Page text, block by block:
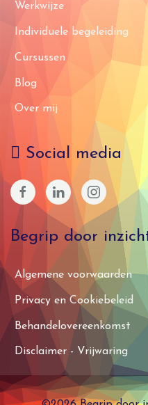
Werkwijze
Individuele begeleiding
Cursussen
Blog
Over mij
Social media
Begrip door
Algemene voorwaarden
Privacy en Cookiebeleid
Behandelovereenkomst
Disclaimer - Vrijwaring